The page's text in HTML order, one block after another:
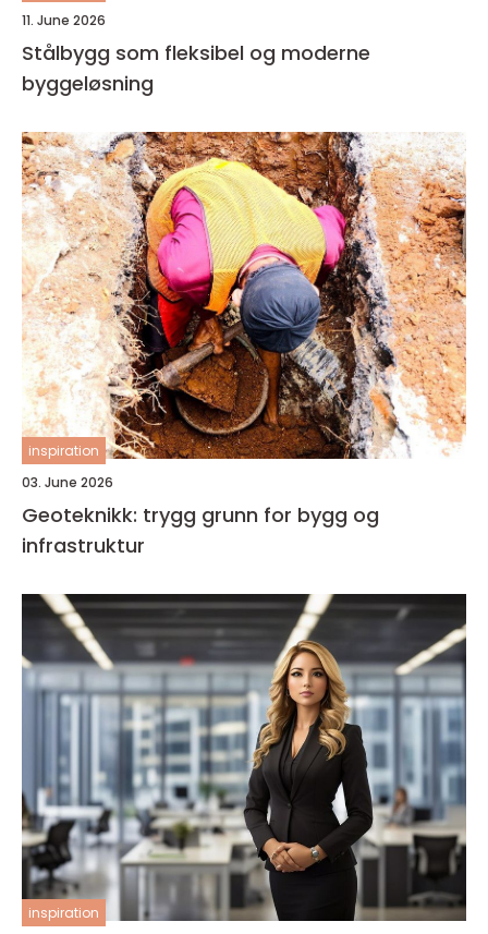
11. June 2026
Stålbygg som fleksibel og moderne
byggeløsning
inspiration
03. June 2026
Geoteknikk: trygg grunn for bygg og
infrastruktur
inspiration